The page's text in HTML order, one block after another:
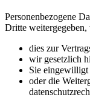
Personenbezogene
Dritte weitergegeben,
dies zur
wir gesetzlich
Sie eingewilligt
oder die